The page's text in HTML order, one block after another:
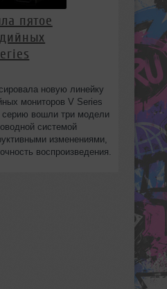
пятое
новую линейку
мониторов V Series
серию вошли три модели
системой
изменениями,
воспроизведения.